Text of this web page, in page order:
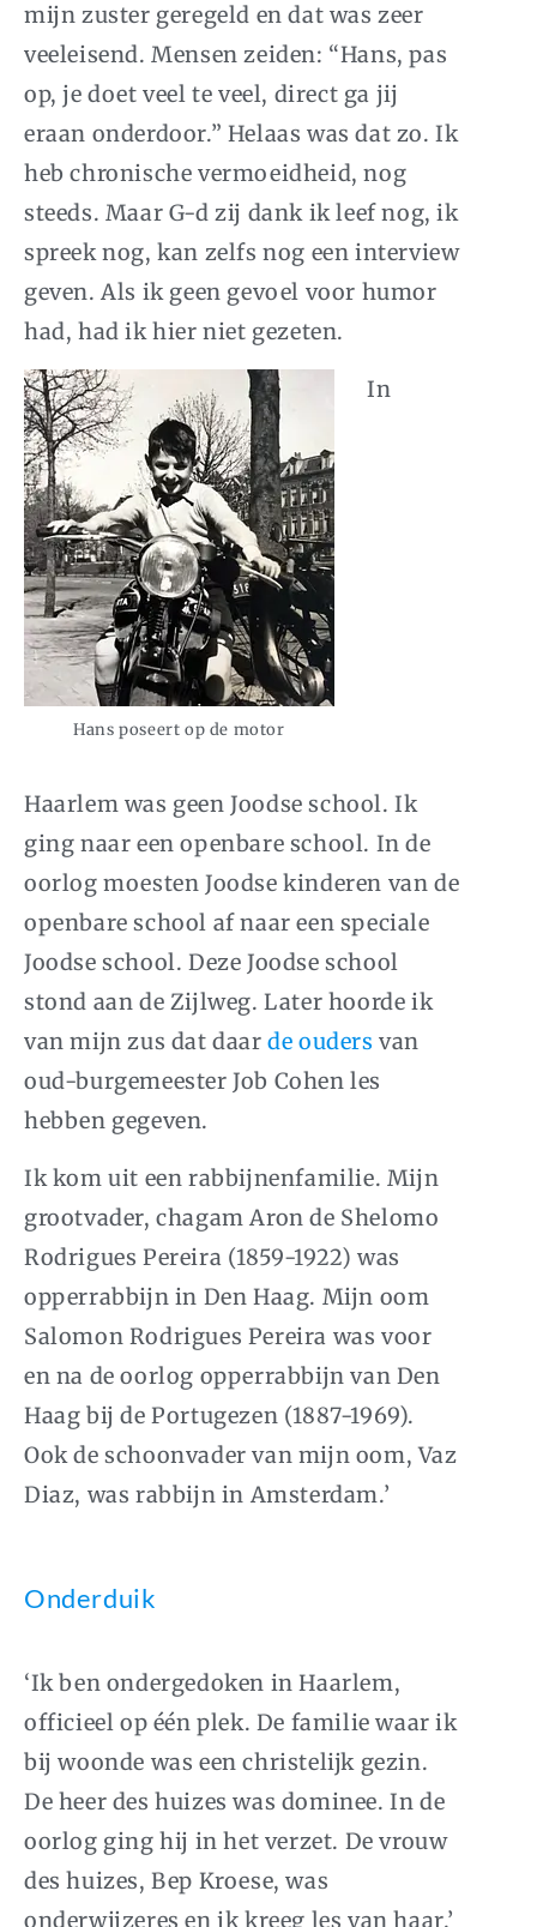
mijn zuster geregeld en dat was zeer
veeleisend. Mensen zeiden: “Hans, pas
op, je doet veel te veel, direct ga jij
eraan onderdoor.” Helaas was dat zo. Ik
heb chronische vermoeidheid, nog
steeds. Maar G-d zij dank ik leef nog, ik
spreek nog, kan zelfs nog een interview
geven. Als ik geen gevoel voor humor
had, had ik hier niet gezeten.
Hans poseert op de motor
In
Haarlem was geen Joodse school. Ik
ging naar een openbare school. In de
oorlog moesten Joodse kinderen van de
openbare school af naar een speciale
Joodse school. Deze Joodse school
stond aan de Zijlweg. Later hoorde ik
van mijn zus dat daarde ouders van
oud-burgemeester Job Cohen les
hebben gegeven.
Ik kom uit een rabbijnenfamilie. Mijn
grootvader, chagam Aron de Shelomo
Rodrigues Pereira (1859-1922) was
opperrabbijn in Den Haag. Mijn oom
Salomon Rodrigues Pereira was voor
en na de oorlog opperrabbijn van Den
Haag bij de Portugezen (1887-1969).
Ook de schoonvader van mijn oom, Vaz
Diaz, was rabbijn in Amsterdam.’
Onderduik
‘Ik ben ondergedoken in Haarlem,
officieel op één plek. De familie waar ik
bij woonde was een christelijk gezin.
De heer des huizes was dominee. In de
oorlog ging hij in het verzet. De vrouw
des huizes, Bep Kroese, was
onderwijzeres en ik kreeg les van haar.’